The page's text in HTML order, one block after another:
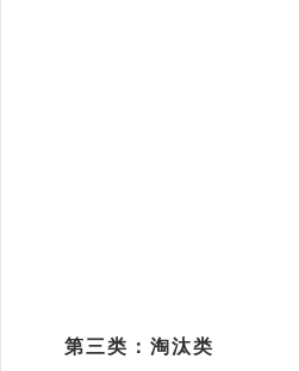
第三类：淘汰类